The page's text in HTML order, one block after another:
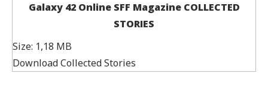
Galaxy 42 Online SFF Magazine COLLECTED
STORIES
Size: 1,18 MB
Download Collected Stories